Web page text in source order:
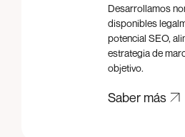
Desarrollamos
disponibles
potencial SEO,
estrategia de
objetivo.
Saber más